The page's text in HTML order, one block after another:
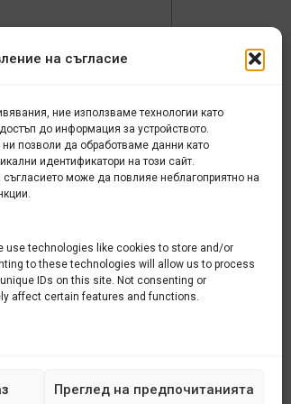
на съгласие
ние използваме технологии като
до информация за устройството.
позволи да обработваме данни като
идентификатори на този сайт.
съгласието може да повлияе неблагоприятно на
use technologies like cookies to store and/or
to these technologies will allow us to process
IDs on this site. Not consenting or
affect certain features and functions.
Преглед на предпочитанията